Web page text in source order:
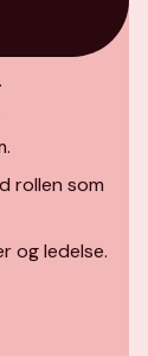
rollen som
og ledelse.